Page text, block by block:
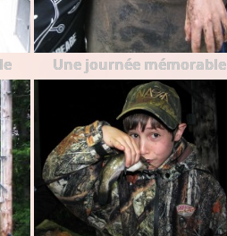
Une journée mémorable